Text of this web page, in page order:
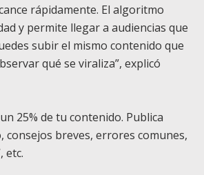
rápidamente. El algoritmo
y permite llegar a audiencias que
subir el mismo contenido que
qué se viraliza”, explicó
25% de tu contenido. Publica
consejos breves, errores comunes,
etc.